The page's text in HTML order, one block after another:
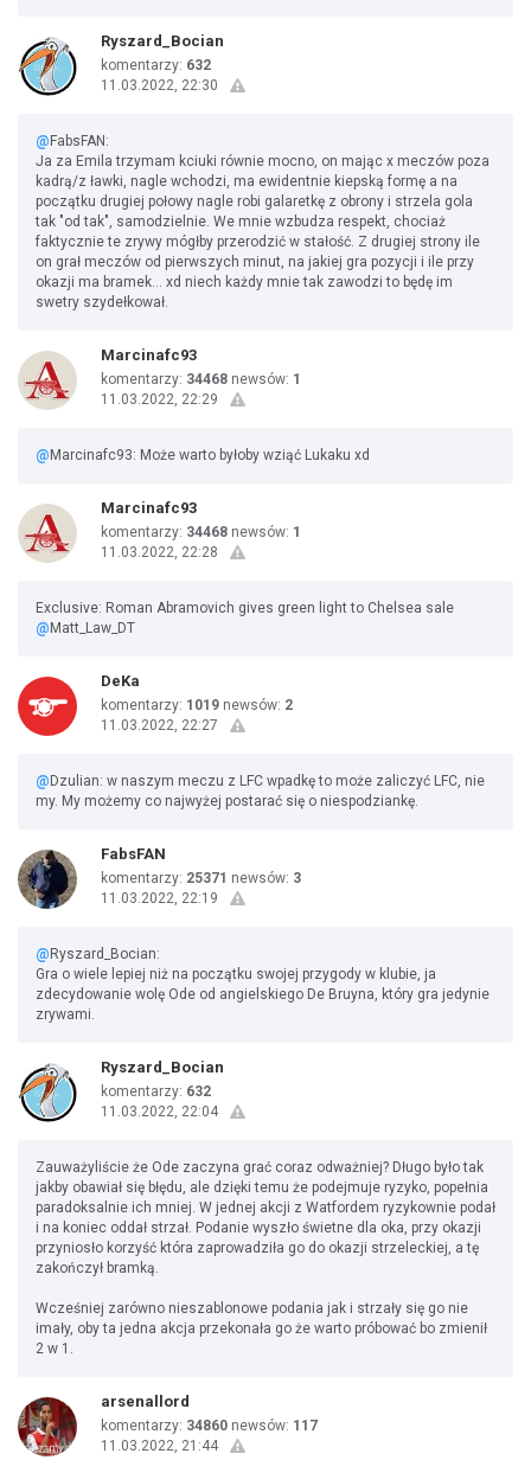
Ryszard_Bocian
komentarzy: 632
11.03.2022, 22:30
@ FabsFAN:
Ja za Emila trzymam kciuki równie mocno, on mając x meczów poza
kadrą/z ławki, nagle wchodzi, ma ewidentnie kiepską formę a na
początku drugiej połowy nagle robi galaretkę z obrony i strzela gola
tak "od tak", samodzielnie. We mnie wzbudza respekt, chociaż
faktycznie te zrywy mógłby przerodzić w stałość. Z drugiej strony ile
on grał meczów od pierwszych minut, na jakiej gra pozycji i ile przy
okazji ma bramek... xd niech każdy mnie tak zawodzi to będę im
swetry szydełkował.
Marcinafc93
komentarzy: 34468 newsów: 1
11.03.2022, 22:29
@ Marcinafc93: Może warto byłoby wziąć Lukaku xd
Marcinafc93
komentarzy: 34468 newsów: 1
11.03.2022, 22:28
Exclusive: Roman Abramovich gives green light to Chelsea sale
@ Matt_Law_DT
DeKa
komentarzy: 1019 newsów: 2
11.03.2022, 22:27
@ Dzulian: w naszym meczu z LFC wpadkę to może zaliczyć LFC, nie
my. My możemy co najwyżej postarać się o niespodziankę.
FabsFAN
komentarzy: 25371 newsów: 3
11.03.2022, 22:19
@ Ryszard_Bocian:
Gra o wiele lepiej niż na początku swojej przygody w klubie, ja
zdecydowanie wolę Ode od angielskiego De Bruyna, który gra jedynie
zrywami.
Ryszard_Bocian
komentarzy: 632
11.03.2022, 22:04
Zauważyliście że Ode zaczyna grać coraz odważniej? Długo było tak
jakby obawiał się błędu, ale dzięki temu że podejmuje ryzyko, popełnia
paradoksalnie ich mniej. W jednej akcji z Watfordem ryzykownie podał
i na koniec oddał strzał. Podanie wyszło świetne dla oka, przy okazji
przyniosło korzyść która zaprowadziła go do okazji strzeleckiej, a tę
zakończył bramką.
Wcześniej zarówno nieszablonowe podania jak i strzały się go nie
imały, oby ta jedna akcja przekonała go że warto próbować bo zmienił
2 w 1.
arsenallord
komentarzy: 34860 newsów: 117
11.03.2022, 21:44